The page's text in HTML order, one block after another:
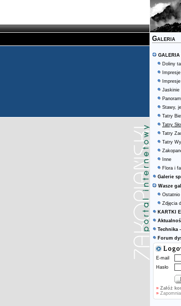
Galeria
GALERIA
Doliny
Jaskinie
Stawy,
Tatry
Tatry
Tatry
Tatry
Inne
Flora i
Galerie
Wasze
Ostatnio
Zdjęcia
KARTKI
Technika
Forum
E-mail
Hasło
» Załóż
»